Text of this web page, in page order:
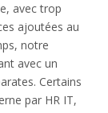
avec trop
ajoutées au
notre
avec un
Certains
par HR IT,